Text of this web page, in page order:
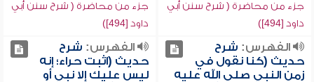
جزء من محاضرة ( شرح سنن أبي
داود [494])
جزء من محاضرة ( شرح سنن أبي
داود [494])
الفهرس: شرح
حديث (كنا نقول في
زمن النبي صلى الله عليه
الفهرس: شرح
حديث (اثبت حراء؛ إنه
ليس عليك إلا نبي أو